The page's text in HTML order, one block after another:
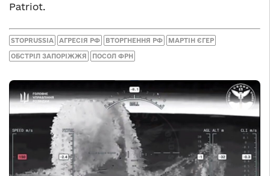
Patriot.
STOPRUSSIA АГРЕСІЯ РФ ВТОРГНЕННЯ РФ МАРТІН ЄГЕР
ОБСТРІЛ ЗАПОРІЖЖЯ ПОСОЛ ФРН